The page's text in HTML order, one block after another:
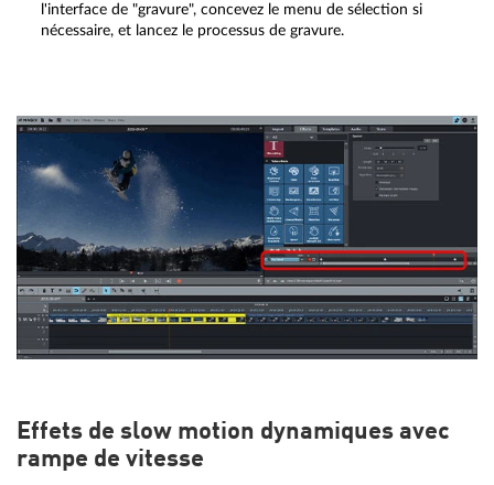
l'interface de "gravure", concevez le menu de sélection si
nécessaire, et lancez le processus de gravure.
Effets de slow motion dynamiques avec
rampe de vitesse